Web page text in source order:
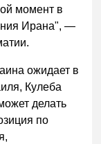
момент в
Ирана", —
ожидает в
Кулеба
делать
по